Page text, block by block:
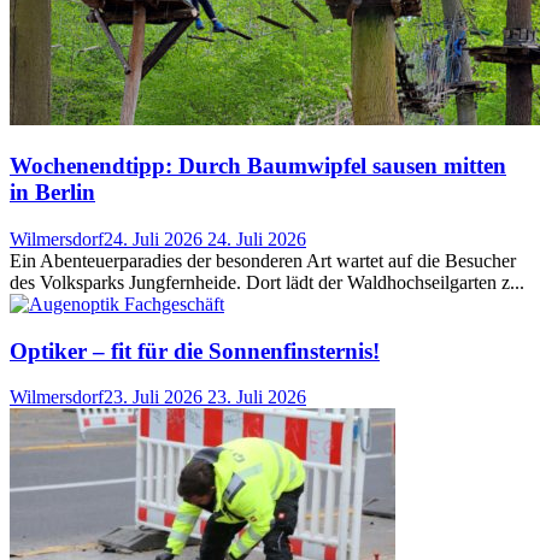
Wochenendtipp: Durch Baumwipfel sausen mitten
in Berlin
Wilmersdorf24. Juli 2026 24. Juli 2026
Ein Abenteuerparadies der besonderen Art wartet auf die Besucher
des Volksparks Jungfernheide. Dort lädt der Waldhochseilgarten z...
Optiker – fit für die Sonnenfinsternis!
Wilmersdorf23. Juli 2026 23. Juli 2026